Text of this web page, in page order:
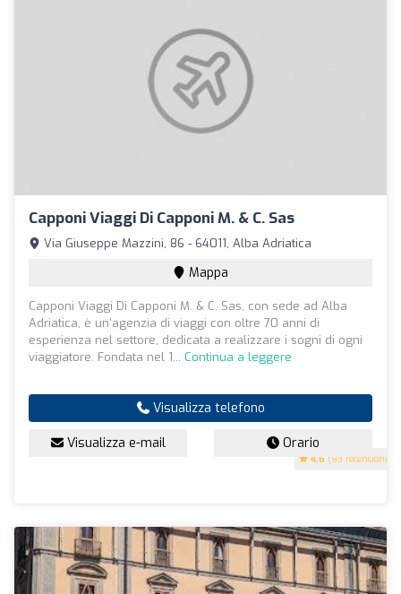
Capponi Viaggi Di Capponi M. & C. Sas
4.6 (93 recensioni)
Via Giuseppe Mazzini, 86 - 64011, Alba Adriatica
Mappa
Capponi Viaggi Di Capponi M. & C. Sas, con sede ad Alba
Adriatica, è un'agenzia di viaggi con oltre 70 anni di
esperienza nel settore, dedicata a realizzare i sogni di ogni
viaggiatore. Fondata nel 1... Continua a leggere
Visualizza telefono
Visualizza e-mail Orario